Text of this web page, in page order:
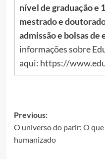
nível de graduação e
mestrado e
admissão e bolsas de
informações sobre
aqui: https://
Post
navigation
Previous:
O universo do parir: O
humanizado